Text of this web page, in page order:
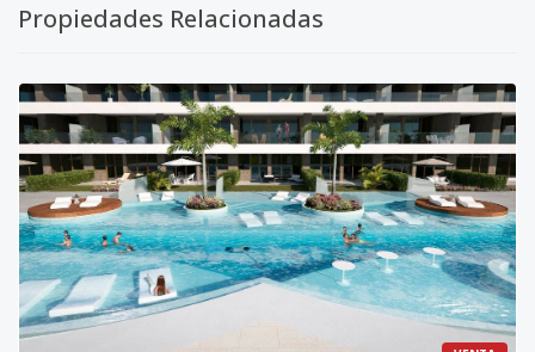
Propiedades Relacionadas